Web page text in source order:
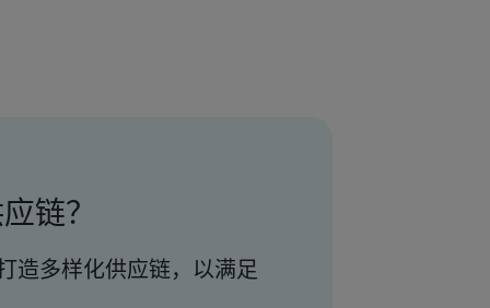
链？
造多样化供应链，以满足